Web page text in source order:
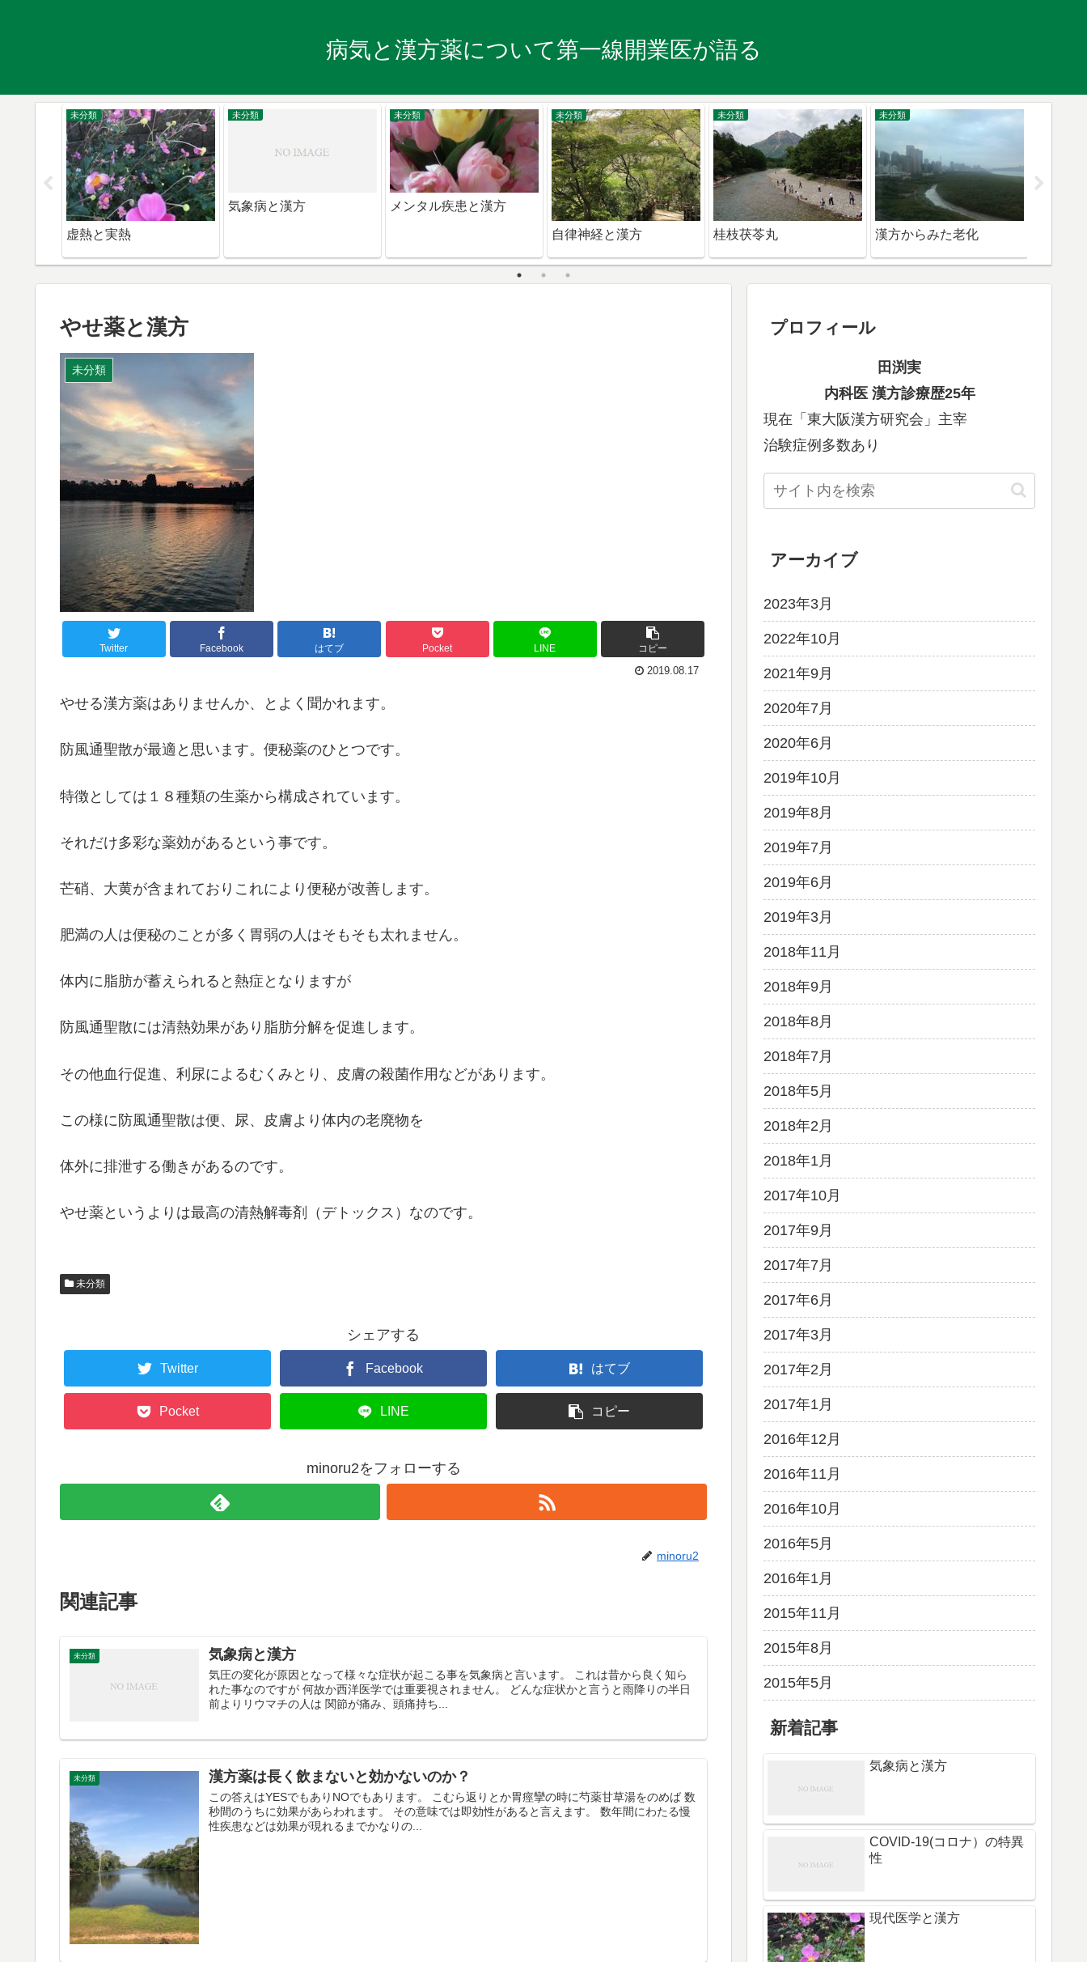
病気と漢方薬について第一線開業医が語る
未分類
虚熱と実熱
未分類
気象病と漢方
未分類
メンタル疾患と漢方
未分類
自律神経と漢方
未分類
桂枝茯苓丸
未分類
漢方からみた老化
やせ薬と漢方
未分類
Twitter Facebook はてブ Pocket LINE コピー
2019.08.17
やせる漢方薬はありませんか、とよく聞かれます。
防風通聖散が最適と思います。便秘薬のひとつです。
特徴としては１８種類の生薬から構成されています。
それだけ多彩な薬効があるという事です。
芒硝、大黄が含まれておりこれにより便秘が改善します。
肥満の人は便秘のことが多く胃弱の人はそもそも太れません。
体内に脂肪が蓄えられると熱症となりますが
防風通聖散には清熱効果があり脂肪分解を促進します。
その他血行促進、利尿によるむくみとり、皮膚の殺菌作用などがあります。
この様に防風通聖散は便、尿、皮膚より体内の老廃物を
体外に排泄する働きがあるのです。
やせ薬というよりは最高の清熱解毒剤（デトックス）なのです。
未分類
シェアする
Twitter Facebook はてブ
Pocket LINE コピー
minoru2をフォローする
minoru2
関連記事
未分類 気象病と漢方
気圧の変化が原因となって様々な症状が起こる事を気象病と言います。 これは昔から良く知ら
れた事なのですが 何故か西洋医学では重要視されません。 どんな症状かと言うと雨降りの半日
前よりリウマチの人は 関節が痛み、頭痛持ち...
未分類 漢方薬は長く飲まないと効かないのか？
この答えはYESでもありNOでもあります。 こむら返りとか胃痙攣の時に芍薬甘草湯をのめば 数
秒間のうちに効果があらわれます。 その意味では即効性があると言えます。 数年間にわたる慢
性疾患などは効果が現れるまでかなりの...
プロフィール
田渕実
内科医 漢方診療歴25年
現在「東大阪漢方研究会」主宰
治験症例多数あり
アーカイブ
2023年3月
2022年10月
2021年9月
2020年7月
2020年6月
2019年10月
2019年8月
2019年7月
2019年6月
2019年3月
2018年11月
2018年9月
2018年8月
2018年7月
2018年5月
2018年2月
2018年1月
2017年10月
2017年9月
2017年7月
2017年6月
2017年3月
2017年2月
2017年1月
2016年12月
2016年11月
2016年10月
2016年5月
2016年1月
2015年11月
2015年8月
2015年5月
新着記事
気象病と漢方
COVID-19(コロナ）の特異
性
現代医学と漢方